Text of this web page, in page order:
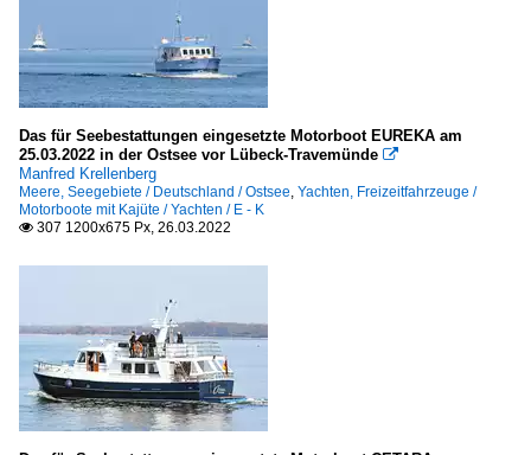
Das für Seebestattungen eingesetzte Motorboot EUREKA am
25.03.2022 in der Ostsee vor Lübeck-Travemünde 
Manfred Krellenberg
Meere, Seegebiete / Deutschland / Ostsee, Yachten, Freizeitfahrzeuge /
Motorboote mit Kajüte / Yachten / E - K
 307 1200x675 Px, 26.03.2022